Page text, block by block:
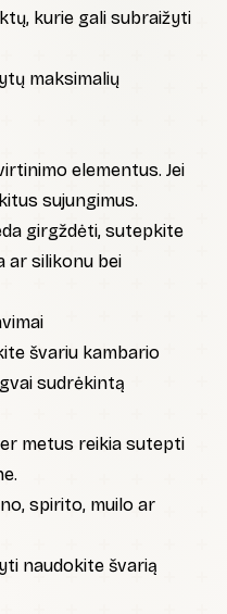
kurie gali subraižyti
maksimalių
elementus. Jei
sujungimus.
girgždėti, sutepkite
ar silikonu bei
švariu kambario
sudrėkintą
metus reikia sutepti
spirito, muilo ar
naudokite švarią